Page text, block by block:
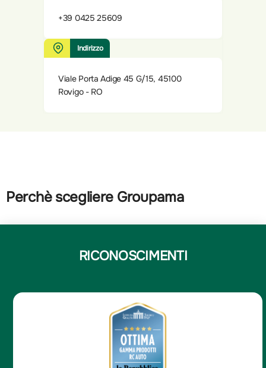
+39 0425 25609
Indirizzo
Viale Porta Adige 45 G/15, 45100
Rovigo - RO
Perchè scegliere Groupama
RICONOSCIMENTI